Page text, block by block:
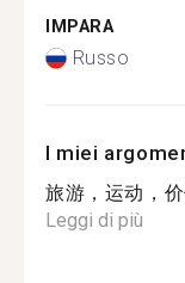
IMPARA
Russo
I miei
旅游，运动，
Leggi di più